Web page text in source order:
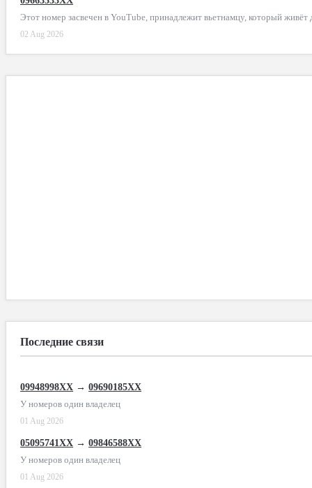
Этот номер засвечен в YouTube, принадлежит вьетнамцу, который живёт
02 Aug 2026
Последние связи
09948998XX → 09690185XX
У номеров один владелец
01 Aug 2026
05095741XX → 09846588XX
У номеров один владелец
01 Aug 2026